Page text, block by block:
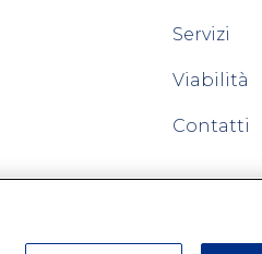
Servizi
Viabilità
Contatti